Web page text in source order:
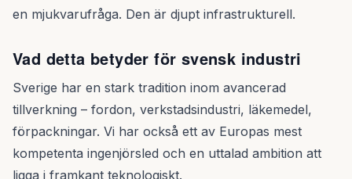
en mjukvarufråga. Den är djupt infrastrukturell.
Vad detta betyder för svensk industri
Sverige har en stark tradition inom avancerad
tillverkning – fordon, verkstadsindustri, läkemedel,
förpackningar. Vi har också ett av Europas mest
kompetenta ingenjörsled och en uttalad ambition att
ligga i framkant teknologiskt.